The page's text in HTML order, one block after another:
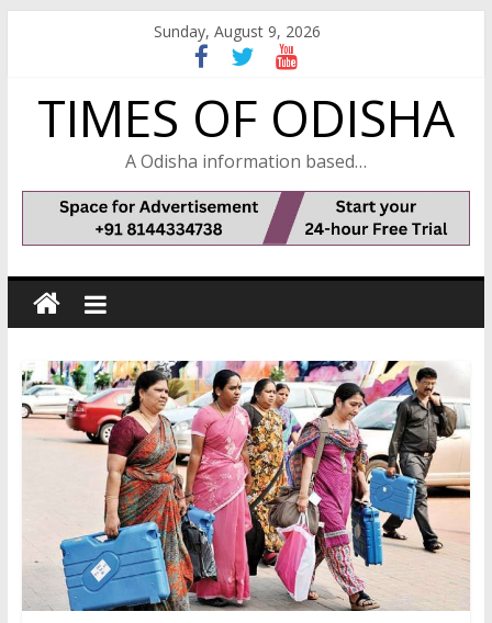
Sunday, August 9, 2026
TIMES OF ODISHA
A Odisha information based…